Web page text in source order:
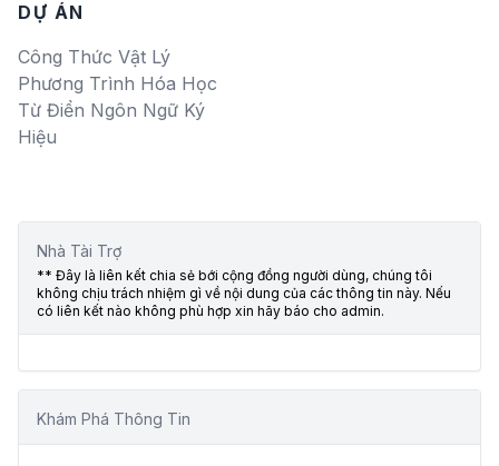
DỰ ÁN
Công Thức Vật Lý
Phương Trình Hóa Học
Từ Điển Ngôn Ngữ Ký
Hiệu
Nhà Tài Trợ
** Đây là liên kết chia sẻ bới cộng đồng người dùng, chúng tôi
không chịu trách nhiệm gì về nội dung của các thông tin này. Nếu
có liên kết nào không phù hợp xin hãy báo cho admin.
Khám Phá Thông Tin